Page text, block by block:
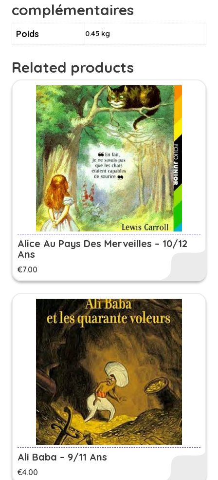
complémentaires
Poids 0.45 kg
Related products
Alice Au Pays Des Merveilles – 10/12
Ans
€7.00
Ali Baba – 9/11 Ans
€4.00